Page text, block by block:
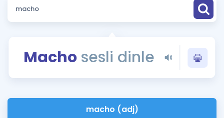
Sözlük
Rehberlik Aracı
ÖSYM Sınav Takvimi
Kampanyalar
Hakkımızda
Macho sesli dinle
macho (adj)